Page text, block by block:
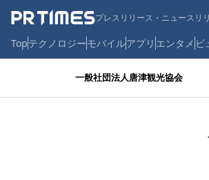
プレスリリース・ニュースリ
Topテクノロジーモバイルアプリ エンタメ ビ
一般社団法人唐津観光協会